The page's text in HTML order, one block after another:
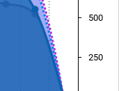
250
500